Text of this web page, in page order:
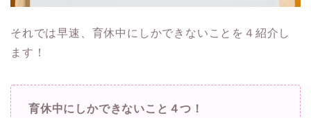
それでは早速、育休中にしかできないことを４紹介し
ます！
育休中にしかできないこと４つ！